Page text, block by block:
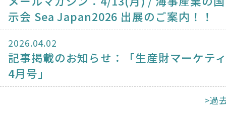
示会 Sea Japan2026 出展のご案内！！
2026.04.02
記事掲載のお知らせ：「生産財マーケテ
4月号」
>過